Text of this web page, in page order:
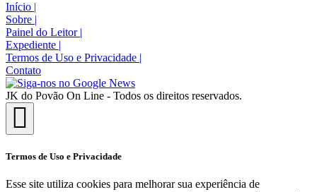
Início |
Sobre |
Painel do Leitor |
Expediente |
Termos de Uso e Privacidade |
Contato
JK do Povão On Line - Todos os direitos reservados.
Termos de Uso e Privacidade
Esse site utiliza cookies para melhorar sua experiência de